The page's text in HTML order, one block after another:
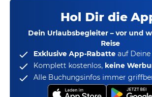
Hol Dir die
Dein Urlaubsbegleiter – vor und
Reise
Exklusive App-Rabatte auf
Komplett kostenlos, keine
Alle Buchungsinfos immer